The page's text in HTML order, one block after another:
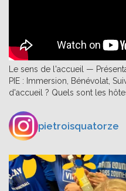
Le sens de l'accueil —
PIE : Immersion, Bénévolat,
d'accueil ? Quels sont les
pietroisquatorze